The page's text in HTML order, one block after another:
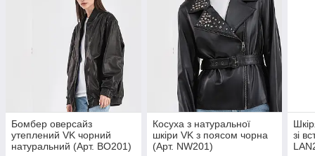
Бомбер оверсайз
утеплений VK чорний
натуральний (Арт. BO201)
Косуха з натуральної
шкіри VK з поясом чорна
(Арт. NW201)
зі